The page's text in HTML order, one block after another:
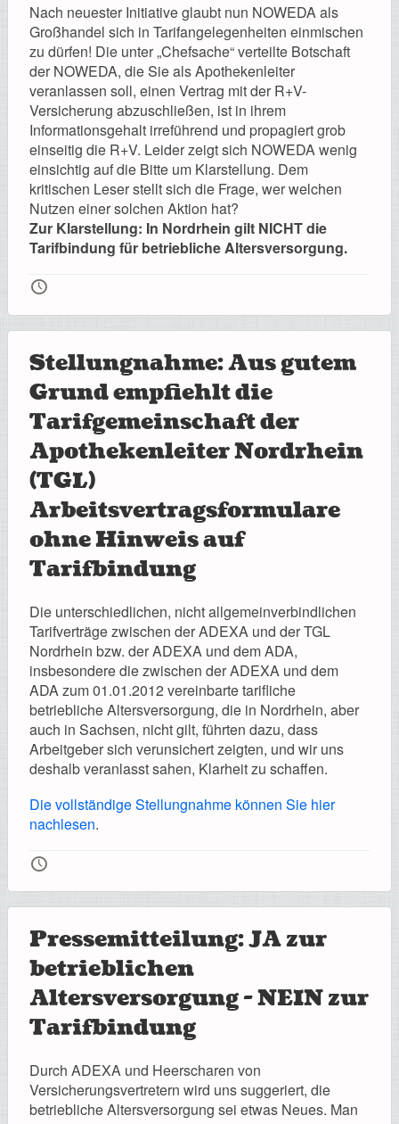
Nach neuester Initiative glaubt nun NOWEDA als
Großhandel sich in Tarifangelegenheiten einmischen
zu dürfen! Die unter „Chefsache“ verteilte Botschaft
der NOWEDA, die Sie als Apothekenleiter
veranlassen soll, einen Vertrag mit der R+V-
Versicherung abzuschließen, ist in ihrem
Informationsgehalt irreführend und propagiert grob
einseitig die R+V. Leider zeigt sich NOWEDA wenig
einsichtig auf die Bitte um Klarstellung. Dem
kritischen Leser stellt sich die Frage, wer welchen
Nutzen einer solchen Aktion hat?
Zur Klarstellung: In Nordrhein gilt NICHT die
Tarifbindung für betriebliche Altersversorgung.
🕔
Stellungnahme: Aus gutem
Grund empfiehlt die
Tarifgemeinschaft der
Apothekenleiter Nordrhein
(TGL)
Arbeitsvertragsformulare
ohne Hinweis auf
Tarifbindung
Die unterschiedlichen, nicht allgemeinverbindlichen
Tarifverträge zwischen der ADEXA und der TGL
Nordrhein bzw. der ADEXA und dem ADA,
insbesondere die zwischen der ADEXA und dem
ADA zum 01.01.2012 vereinbarte tarifliche
betriebliche Altersversorgung, die in Nordrhein, aber
auch in Sachsen, nicht gilt, führten dazu, dass
Arbeitgeber sich verunsichert zeigten, und wir uns
deshalb veranlasst sahen, Klarheit zu schaffen.
Die vollständige Stellungnahme können Sie hier
nachlesen.
🕔
Pressemitteilung: JA zur
betrieblichen
Altersversorgung - NEIN zur
Tarifbindung
Durch ADEXA und Heerscharen von
Versicherungsvertretern wird uns suggeriert, die
betriebliche Altersversorgung sei etwas Neues. Man